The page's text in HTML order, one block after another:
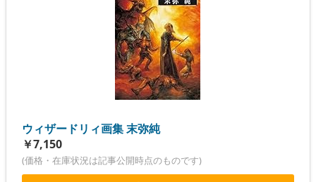
ウィザードリィ画集 末弥純
￥7,150
(価格・在庫状況は記事公開時点のものです)